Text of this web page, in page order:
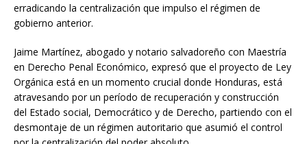
erradicando la centralización que impulso el régimen de
gobierno anterior.
Jaime Martínez, abogado y notario salvadoreño con Maestría
en Derecho Penal Económico, expresó que el proyecto de Ley
Orgánica está en un momento crucial donde Honduras, está
atravesando por un período de recuperación y construcción
del Estado social, Democrático y de Derecho, partiendo con el
desmontaje de un régimen autoritario que asumió el control